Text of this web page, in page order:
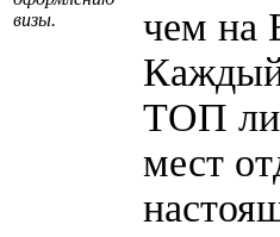
визы.
чем на
ТОП
мест